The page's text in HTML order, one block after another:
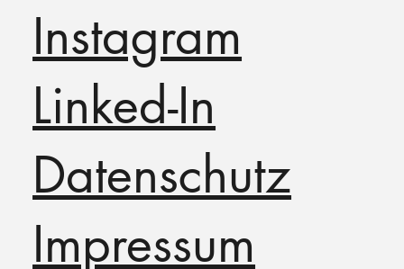
Instagram
Linked-In
Datenschutz
Impressum